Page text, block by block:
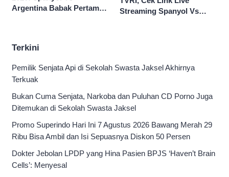
Argentina Babak Pertama
Streaming Spanyol Vs
Terkini
Pemilik Senjata Api di Sekolah Swasta Jaksel Akhirnya
Terkuak
Bukan Cuma Senjata, Narkoba dan Puluhan CD Porno Juga
Ditemukan di Sekolah Swasta Jaksel
Promo Superindo Hari Ini 7 Agustus 2026 Bawang Merah 29
Ribu Bisa Ambil dan Isi Sepuasnya Diskon 50 Persen
Dokter Jebolan LPDP yang Hina Pasien BPJS ‘Haven’t Brain
Cells’: Menyesal